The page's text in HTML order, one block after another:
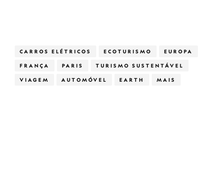
CARROS ELÉTRICOS ECOTURISMO EUROPA
FRANÇA PARIS TURISMO SUSTENTÁVEL
VIAGEM AUTOMÓVEL EARTH MAIS